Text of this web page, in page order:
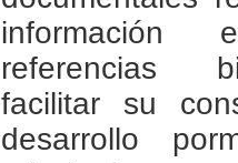
información
referencias
facilitar su
desarrollo